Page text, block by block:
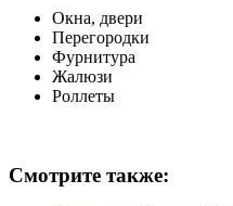
Окна, двери
Перегородки
Фурнитура
Жалюзи
Роллеты
Смотрите также: